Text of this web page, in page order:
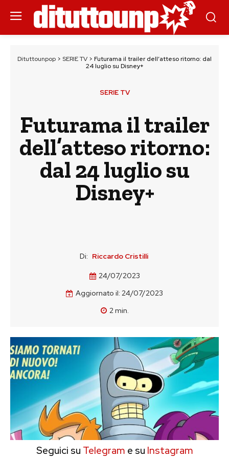
Dituttounpop > SERIE TV > Futurama il trailer dell’atteso ritorno: dal
24 luglio su Disney+
SERIE TV
Futurama il trailer
dell’atteso ritorno:
dal 24 luglio su
Disney+
Di: Riccardo Cristilli
24/07/2023
Aggiornato il: 24/07/2023
2min.
Seguici su Telegram e su Instagram